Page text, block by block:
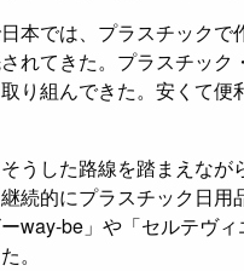
本では、プラスチックで
れてきた。プラスチッ
り組んできた。安くて
うした路線を踏まえなが
続的にプラスチック日用
ーway-be」や「セルテヴ
。